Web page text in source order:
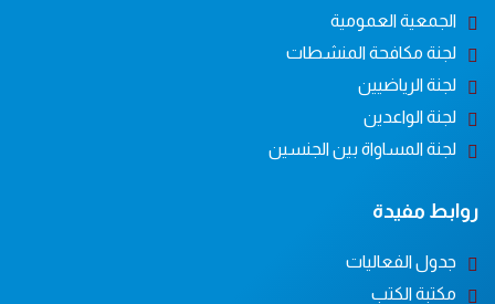
الجمعية العمومية
لجنة مكافحة المنشطات
لجنة الرياضيين
لجنة الواعدين
لجنة المساواة بين الجنسين
روابط مفيدة
جدول الفعاليات
مكتبة الكتب